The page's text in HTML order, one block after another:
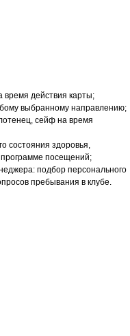
время действия карты;
выбранному направлению;
сейф на время
состояния здоровья,
программе посещений;
подбор персонального
пребывания в клубе.